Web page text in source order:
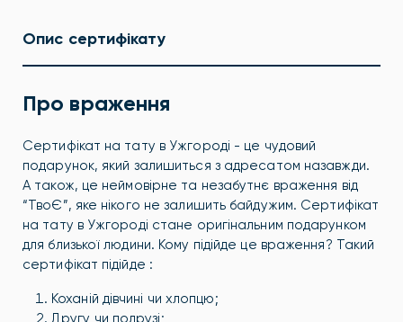
Опис сертифікату
Про враження
Сертифікат на тату в Ужгороді - це чудовий
подарунок, який залишиться з адресатом назавжди.
А також, це неймовірне та незабутнє враження від
“ТвоЄ”, яке нікого не залишить байдужим. Сертифікат
на тату в Ужгороді стане оригінальним подарунком
для близької людини. Кому підійде це враження? Такий
сертифікат підійде :
Коханій дівчині чи хлопцю;